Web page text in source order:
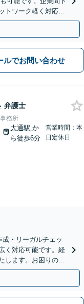
トワーク軽く対応い
ルでお問い合わせ
弁護士
務所
大通駅 か
ら徒歩6分
営業時間：本
日定休日
成・リーガルチェッ
く対応可能です。経
します。お困りの際